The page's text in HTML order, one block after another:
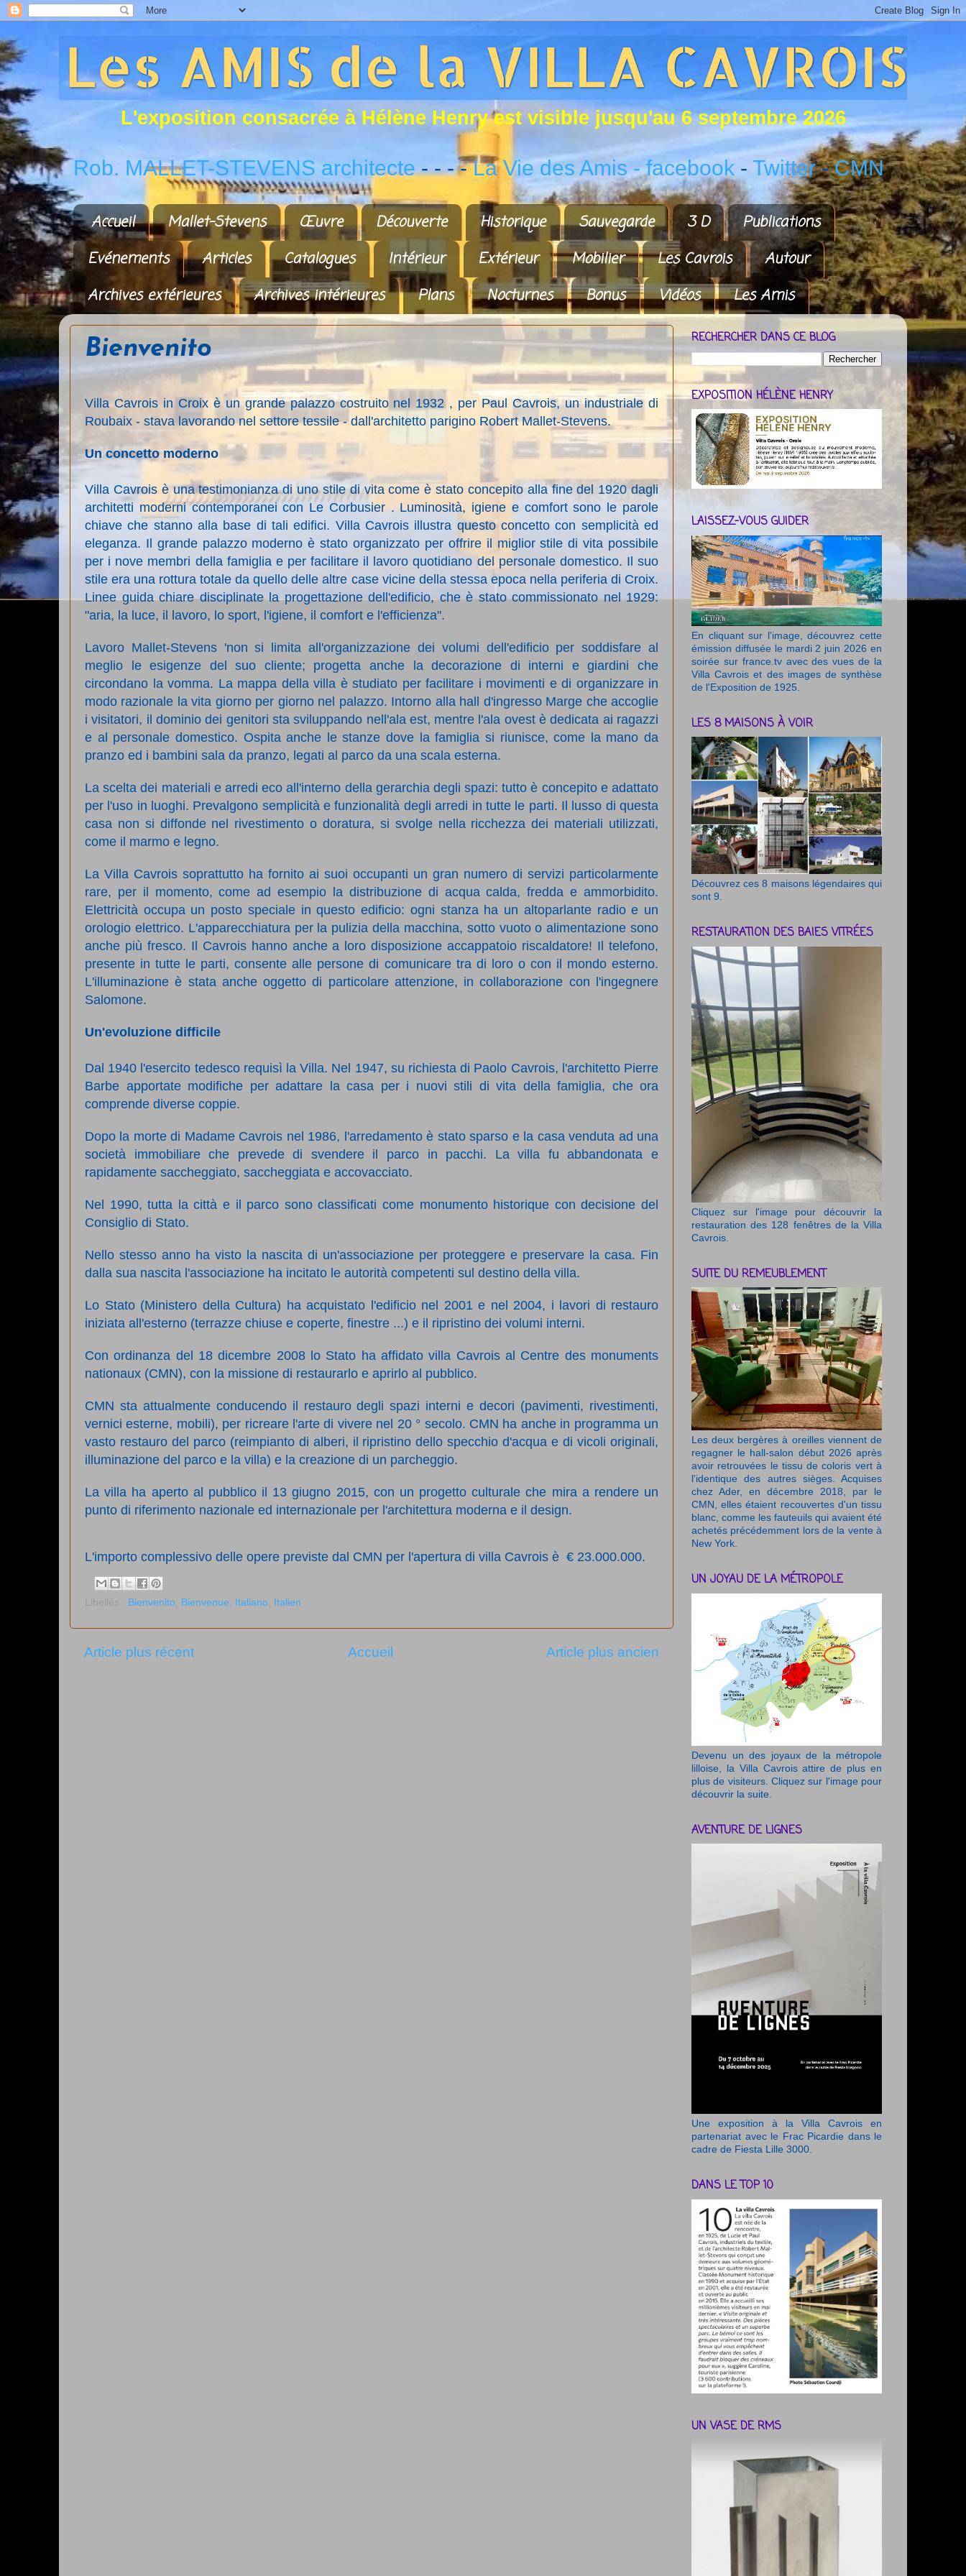
L'exposition consacrée à Hé ène Henry est visi b e jusqu'au 6 septembre 2026
Rob. MALLET-STEVENS architecte- - - -La Vie des Amis- facebook - Twitter -CMN
Accueil Mallet-Stevens Œuvre Découverte Historique Sauvegarde 3 D
Publications
Evénements
Articles Catalogues Intérieur Extérieur Mobilier Les Cavrois
Autour
Archives extérieures
Archives intérieures Plans Nocturnes Bonus Vidéos Les Amis
Bienvenito
Villa Cavrois in Croix è un grande palazzo costruito nel 1932 , per Paul Cavrois, un industriale di
Roubaix - stava lavorando nel settore tessile - dall'architetto parigino Robert Mallet-Stevens.
Un concetto moderno
Villa Cavrois è una testimonianza di uno stile di vita come è stato concepito alla fine del 1920 dagli
architetti moderni contemporanei con Le Corbusier . Luminosità, igiene e comfort sono le parole
chiave che stanno alla base di tali edifici. Villa Cavrois illustra questo concetto con semplicità ed
eleganza. Il grande palazzo moderno è stato organizzato per offrire il miglior stile di vita possibile
per i nove membri della famiglia e per facilitare il lavoro quotidiano del personale domestico. Il suo
stile era una rottura totale da quello delle altre case vicine della stessa epoca nella periferia di Croix.
Linee guida chiare disciplinate la progettazione dell'edificio, che è stato commissionato nel 1929:
"aria, la luce, il lavoro, lo sport, l'igiene, il comfort e l'efficienza".
Lavoro Mallet-Stevens 'non si limita all'organizzazione dei volumi dell'edificio per soddisfare al
meglio le esigenze del suo cliente; progetta anche la decorazione di interni e giardini che
circondano la vomma. La mappa della villa è studiato per facilitare i movimenti e di organizzare in
modo razionale la vita giorno per giorno nel palazzo. Intorno alla hall d'ingresso Marge che accoglie
i visitatori, il dominio dei genitori sta sviluppando nell'ala est, mentre l'ala ovest è dedicata ai ragazzi
e al personale domestico. Ospita anche le stanze dove la famiglia si riunisce, come la mano da
pranzo ed i bambini sala da pranzo, legati al parco da una scala esterna.
La scelta dei materiali e arredi eco all'interno della gerarchia degli spazi: tutto è concepito e adattato
per l'uso in luoghi. Prevalgono semplicità e funzionalità degli arredi in tutte le parti. Il lusso di questa
casa non si diffonde nel rivestimento o doratura, si svolge nella ricchezza dei materiali utilizzati,
come il marmo e legno.
La Villa Cavrois soprattutto ha fornito ai suoi occupanti un gran numero di servizi particolarmente
rare, per il momento, come ad esempio la distribuzione di acqua calda, fredda e ammorbidito.
Elettricità occupa un posto speciale in questo edificio: ogni stanza ha un altoparlante radio e un
orologio elettrico. L'apparecchiatura per la pulizia della macchina, sotto vuoto o alimentazione sono
anche più fresco. Il Cavrois hanno anche a loro disposizione accappatoio riscaldatore! Il telefono,
presente in tutte le parti, consente alle persone di comunicare tra di loro o con il mondo esterno.
L'illuminazione è stata anche oggetto di particolare attenzione, in collaborazione con l'ingegnere
Salomone.
Un'evoluzione difficile
Dal 1940 l'esercito tedesco requisì la Villa. Nel 1947, su richiesta di Paolo Cavrois, l'architetto Pierre
Barbe apportate modifiche per adattare la casa per i nuovi stili di vita della famiglia, che ora
comprende diverse coppie.
Dopo la morte di Madame Cavrois nel 1986, l'arredamento è stato sparso e la casa venduta ad una
società immobiliare che prevede di svendere il parco in pacchi. La villa fu abbandonata e
rapidamente saccheggiato, saccheggiata e accovacciato.
Nel 1990, tutta la città e il parco sono classificati come monumento historique con decisione del
Consiglio di Stato.
Nello stesso anno ha visto la nascita di un'associazione per proteggere e preservare la casa. Fin
dalla sua nascita l'associazione ha incitato le autorità competenti sul destino della villa.
Lo Stato (Ministero della Cultura) ha acquistato l'edificio nel 2001 e nel 2004, i lavori di restauro
iniziata all'esterno (terrazze chiuse e coperte, finestre ...) e il ripristino dei volumi interni.
Con ordinanza del 18 dicembre 2008 lo Stato ha affidato villa Cavrois al Centre des monuments
nationaux (CMN), con la missione di restaurarlo e aprirlo al pubblico.
CMN sta attualmente conducendo il restauro degli spazi interni e decori (pavimenti, rivestimenti,
vernici esterne, mobili), per ricreare l'arte di vivere nel 20 ° secolo. CMN ha anche in programma un
vasto restauro del parco (reimpianto di alberi, il ripristino dello specchio d'acqua e di vicoli originali,
illuminazione del parco e la villa) e la creazione di un parcheggio.
La villa ha aperto al pubblico il 13 giugno 2015, con un progetto culturale che mira a rendere un
punto di riferimento nazionale ed internazionale per l'architettura moderna e il design.
L'importo complessivo delle opere previste dal CMN per l'apertura di villa Cavrois è € 23.000.000.
Libellés : Bienvenito Bienvenue Italiano Italien
Article plus récent Article plus ancien
Accueil
RECHERCHER DANS CE BLOG
EXPOSITION HÉLÈNE HENRY
LAISSEZ-VOUS GUIDER
En cliquant sur l'image, découvrez cette
émission diffusée le mardi 2 juin 2026 en
soirée sur france.tv avec des vues de la
Villa Cavrois et des images de synthèse
de l'Exposition de 1925.
LES 8 MAISONS À VOIR
Découvrez ces 8 maisons légendaires qui
sont 9.
RESTAURATION DES BAIES VITRÉES
Cliquez sur l'image pour découvrir la
restauration des 128 fenêtres de la Villa
Cavrois.
SUITE DU REMEUBLEMENT
Les deux bergères à oreilles viennent de
regagner le hall-salon début 2026 après
avoir retrouvées le tissu de coloris vert à
l'identique des autres sièges. Acquises
chez Ader, en décembre 2018, par le
CMN, elles étaient recouvertes d'un tissu
blanc, comme les fauteuils qui avaient été
achetés précédemment lors de la vente à
New York.
UN JOYAU DE LA MÉTROPOLE
Devenu un des joyaux de la métropole
lilloise, la Villa Cavrois attire de plus en
plus de visiteurs. Cliquez sur l'image pour
découvrir la suite.
AVENTURE DE LIGNES
Une exposition à la Villa Cavrois en
partenariat avec le Frac Picardie dans le
cadre de Fiesta Lille 3000.
DANS LE TOP 10
UN VASE DE RMS